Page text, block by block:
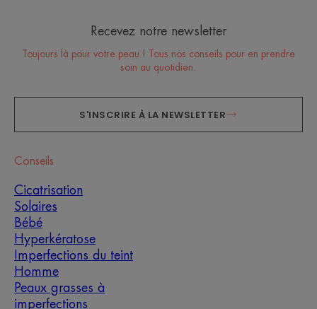
Recevez notre newsletter
Toujours là pour votre peau ! Tous nos conseils pour en prendre
soin au quotidien.
S'INSCRIRE À LA NEWSLETTER
Conseils
Cicatrisation
Solaires
Bébé
Hyperkératose
Imperfections du teint
Homme
Peaux grasses à
imperfections